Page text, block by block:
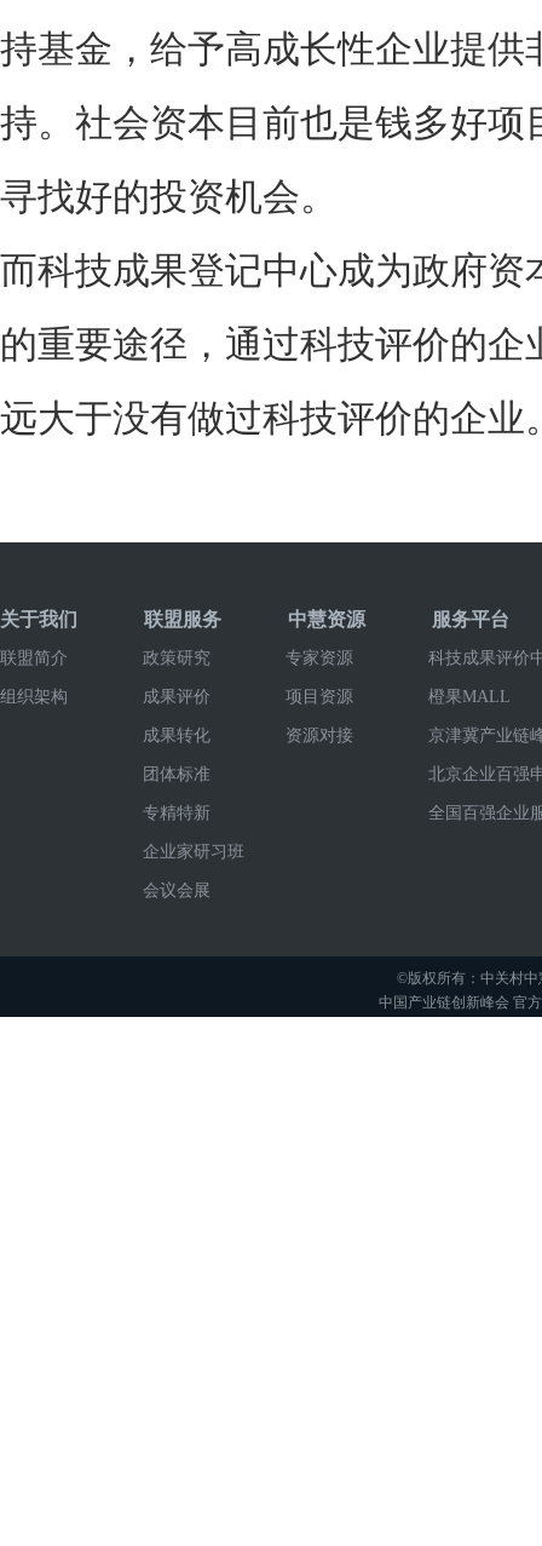
持基金，给予高成长性企业提供
持。社会资本目前也是钱多好项
寻找好的投资机会。
而科技成果登记中心成为政府
的重要途径，通过科技评价的
远大于没有做过科技评价的企业
关于我们 联盟服务 中慧资源 服务平台
联盟简介
组织架构
政策研究
成果评价
成果转化
团体标准
专精特新
企业家研习班
会议会展
专家资源
项目资源
资源对接
科技成果评价
橙果MALL
京津冀产业链
北京企业百强
全国百强企业
©版权所有：中关村
中国产业链创新峰会 官